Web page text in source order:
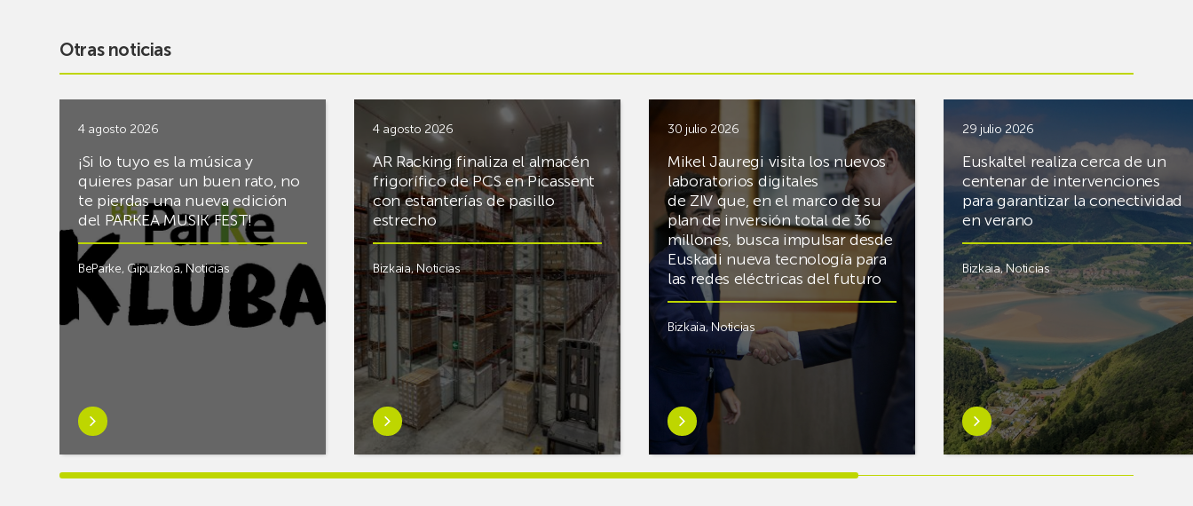
Otras noticias
4 agosto 2026
¡Si lo tuyo es la música y
quieres pasar un buen rato, no
te pierdas una nueva edición
del PARKEA MUSIK FEST!
BeParke, Gipuzkoa,Noticias
Saber
más
sobre¡Si
lo
4 agosto 2026
AR Racking finaliza el almacén
frigorífico de PCS en Picassent
con estanterías de pasillo
estrecho
Bizkaia,Noticias
Saber
más
sobreAR
Racking
30 julio 2026
Mikel Jauregi visita los nuevos
laboratorios digitales
de ZIV que, en el marco de su
plan de inversión total de 36
millones, busca impulsar desde
Euskadi nueva tecnología para
las redes eléctricas del futuro
Bizkaia,Noticias
Saber
más
sobreMikel
Jauregi
29 julio 2026
Euskaltel realiza cerca de un
centenar de intervenciones
para garantizar la conectividad
en verano
Bizkaia,Noticias
Saber
más
sobreEuskaltel
realiza